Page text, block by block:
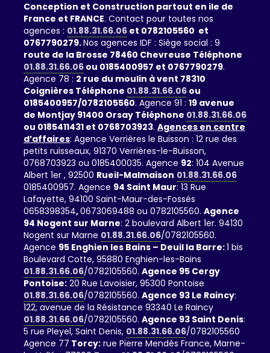
Conception et Construction partout en ile de
France et FRANCE. Contact pour toutes nos
agences : 01.88.31.66.06 et 0782105560 et
0767790279.Nos agences IDF : Siège social : 9
route de la Brosse 78460 Chevreuse Téléphone
01.88.31.66.06 ou 0185400957 et 0767790279.
Agence 78 : 2 rue du moulin à vent 78310
Coignières Téléphone 01.88.31.66.06 ou
0185400957/0782105560. Agence 91 : 19 avenue
de Montjay 91400 Orsay Téléphone 01.88.31.66.06
ou 0185411431 et 0768703923. Agences en centre
d’affaires: Agence Verrières le Buisson : 12 rue des
petits ruisseaux, 91370 Verrières-le-Buisson,
0768703923 ou 0185400035. Agence 92: 104 Avenue
Albert 1er , 92500 Rueil-Malmaison 01.88.31.66.06
0185400957. Agence 94 Saint Maur: 13 Rue
Lafayette, 94100 Saint-Maur-des-Fossés
0658398354,0673069488 ou 0782105560. Agence
94 Nogent sur Marne: 2 boulevard Albert 1er. 94130
Nogent sur Marne 01.88.31.66.06/0782105560.
Agence 95 Enghien les Bains – Deuil la Barre:1 bis
Boulevard Cotte, 95880 Enghien-les-Bains
01.88.31.66.06/0782105560. Agence 95 Cergy
Pontoise: 20 Rue Lavoisier, 95300 Pontoise
01.88.31.66.06/0782105560. Agence 93 Le Raincy:
122, avenue de la Résistance 93340 Le Raincy
01.88.31.66.06/0782105560. Agence 93 Saint Denis:
5 rue Pleyel, Saint Denis, 01.88.31.66.06/0782105560
Agence 77 Torcy: rue Pierre Mendès France, Marne-